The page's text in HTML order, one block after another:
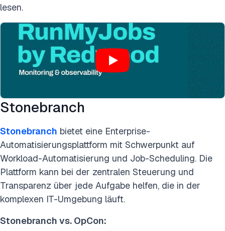
lesen.
Stonebranch
Stonebranch bietet eine Enterprise-
Automatisierungsplattform mit Schwerpunkt auf
Workload-Automatisierung und Job-Scheduling. Die
Plattform kann bei der zentralen Steuerung und
Transparenz über jede Aufgabe helfen, die in der
komplexen IT-Umgebung läuft.
Stonebranch vs. OpCon: